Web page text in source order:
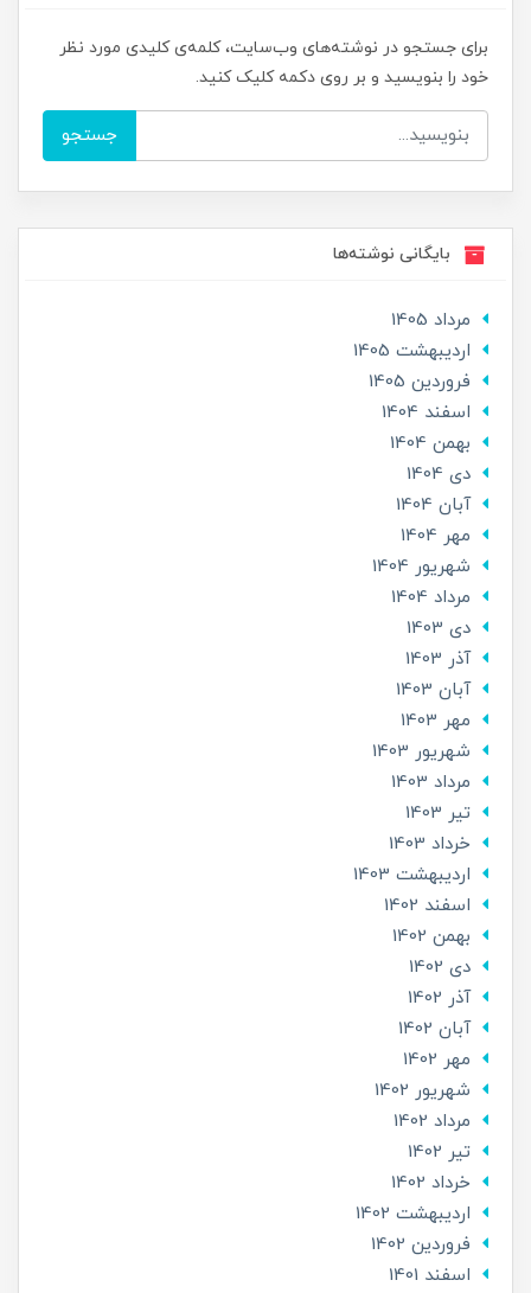
برای جستجو در نوشته‌های وب‌سایت، کلمه‌ی کلیدی مورد نظر
خود را بنویسید و بر روی دکمه کلیک کنید.
جستجو
بایگانی نوشته‌ها
مرداد 1405
ارديبهشت 1405
فروردین 1405
اسفند 1404
بهمن 1404
دی 1404
آبان 1404
مهر 1404
شهریور 1404
مرداد 1404
دی 1403
آذر 1403
آبان 1403
مهر 1403
شهریور 1403
مرداد 1403
تير 1403
خرداد 1403
ارديبهشت 1403
اسفند 1402
بهمن 1402
دی 1402
آذر 1402
آبان 1402
مهر 1402
شهریور 1402
مرداد 1402
تير 1402
خرداد 1402
ارديبهشت 1402
فروردین 1402
اسفند 1401